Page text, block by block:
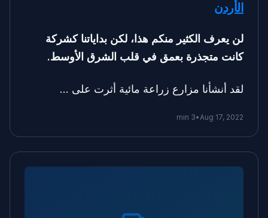
الأردن
لن يعرف الكثير منكم هذا، لكن بداياتنا كشركة
كانت متجذرة بعمق في قلب الشرق الأوسط.
لقد أنشأنا مزارع زراعة مائية أثرت على …
Aug 17, 2022
•
3 min